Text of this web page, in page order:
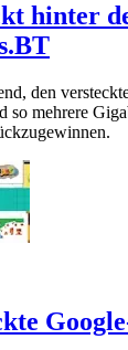
hinter
den
so mehrere